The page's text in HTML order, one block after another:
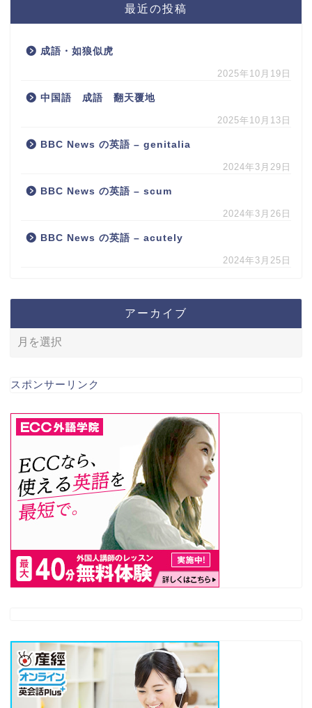
最近の投稿
成語・如狼似虎
2025年10月19日
中国語 成語 翻天覆地
2025年10月13日
BBC News の英語 – genitalia
2024年3月29日
BBC News の英語 – scum
2024年3月26日
BBC News の英語 – acutely
2024年3月25日
アーカイブ
スポンサーリンク